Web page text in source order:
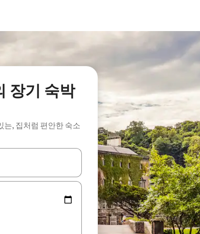
장기 숙박
는, 집처럼 편안한 숙소
키를 사용하거나 터치 또는 스와이프 동작으로 탐색하세요.